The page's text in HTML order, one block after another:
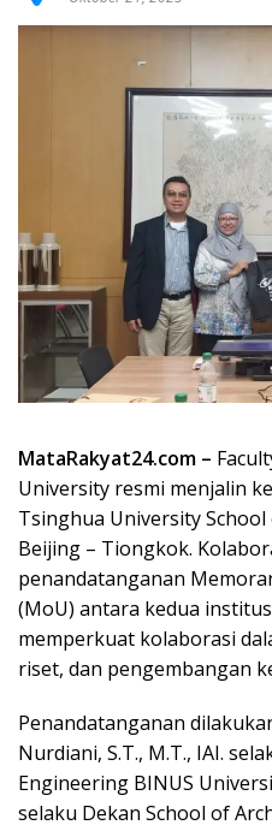
MataRakyat24.com –
University resmi menjalin
Tsinghua University
Beijing – Tiongkok.
penandatanganan
(MoU) antara kedua
memperkuat kolaborasi
riset, dan pengembangan
Penandatanganan
Nurdiani, S.T., M.T., IAI.
Engineering BINUS
selaku Dekan School of